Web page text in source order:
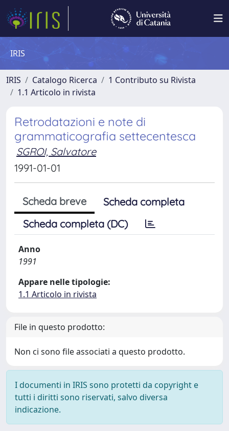
IRIS
IRIS Catalogo Ricerca
1 Contributo su Rivista
1.1 Articolo in rivista
Retrodatazioni e note di
grammaticografia settecentesca
SGROI, Salvatore
1991-01-01
Scheda breve
Scheda completa
Scheda completa (DC)
Anno
1991
Appare nelle tipologie:
1.1 Articolo in rivista
File in questo prodotto:
Non ci sono file associati a questo prodotto.
I documenti in IRIS sono protetti da copyright e
tutti i diritti sono riservati, salvo diversa
indicazione.